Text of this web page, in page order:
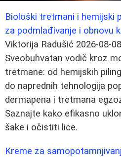
Biološki tretmani i hemijski
za podmlađivanje i obnovu
Viktorija Radušić 2026-08-08
Sveobuhvatan vodič kroz
tretmane: od hemijskih
do naprednih tehnologija
dermapena i tretmana
Saznajte kako efikasno
šake i očistiti lice.
Kreme za